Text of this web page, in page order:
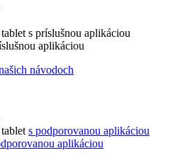
s príslušnou aplikáciou
aplikáciou
návodoch
s podporovanou aplikáciou
aplikáciou